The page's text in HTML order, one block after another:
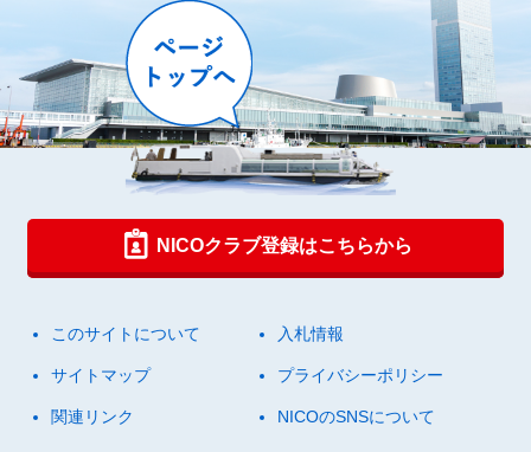
NICOクラブ登録はこちらから
このサイトについて 入札情報
サイトマップ プライバシーポリシー
関連リンク NICOのSNSについて